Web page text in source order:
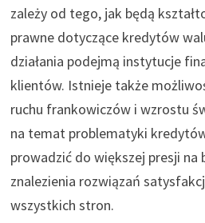
zależy od tego, jak będą
prawne dotyczące kredytów
działania podejmą instytucje
klientów. Istnieje także
ruchu frankowiczów i wzrostu
na temat problematyki
prowadzić do większej presji na
znalezienia rozwiązań
wszystkich stron.